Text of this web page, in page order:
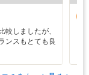
較しましたが、
ンスもとても良